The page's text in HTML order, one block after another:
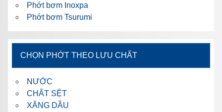
Phớt bơm Inoxpa
Phớt bơm Tsurumi
CHỌN PHỚT THEO LƯU CHẤT
NƯỚC
CHẤT SỆT
XĂNG DẦU